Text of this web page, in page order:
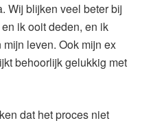
Wij blijken veel beter bij
ik ooit deden, en ik
leven. Ook mijn ex
behoorlijk gelukkig met
dat het proces niet